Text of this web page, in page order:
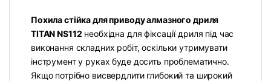
Похила стійка для приводу алмазного дриля
TITAN NS112 необхідна для фіксації дриля під час
виконання складних робіт, оскільки утримувати
інструмент у руках буде досить проблематично.
Якщо потрібно висвердлити глибокий та широкий